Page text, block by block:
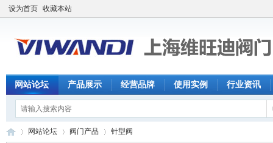
设为首页 收藏本站
网站论坛 产品展示 经营品牌 使用实例 行业资讯
网站论坛 阀门产品 针型阀